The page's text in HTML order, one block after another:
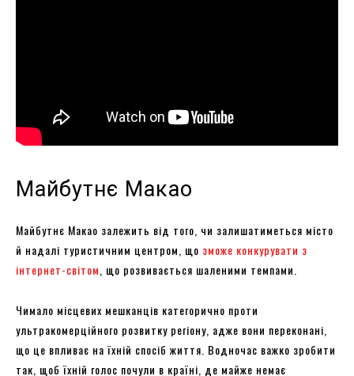
Майбутнє Макао
Майбутнє Макао залежить від того, чи залишатиметься місто
й надалі туристичним центром, що зможе конкурувати з
інтернет-світом , що розвивається шаленими темпами.
Чимало місцевих мешканців категорично проти
ультракомерційного розвитку регіону, адже вони переконані,
що це впливає на їхній спосіб життя. Водночас важко зробити
так, щоб їхній голос почули в країні, де майже немає